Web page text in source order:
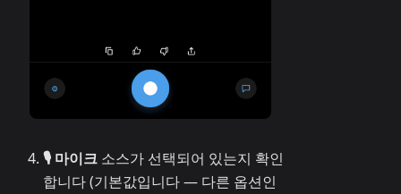
🎙️ 마이크 소스가 선택되어 있는지 확인
합니다 (기본값입니다 — 다른 옵션인